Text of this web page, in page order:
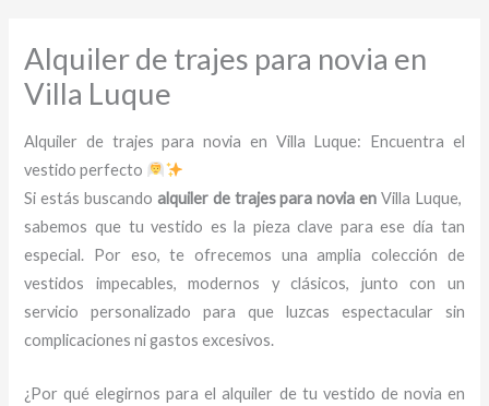
Alquiler de trajes para novia en
Villa Luque
Alquiler de trajes para novia en Villa Luque: Encuentra el
vestido perfecto
Si estás buscando alquiler de trajes para novia en Villa Luque,
sabemos que tu vestido es la pieza clave para ese día tan
especial. Por eso, te ofrecemos una amplia colección de
vestidos impecables, modernos y clásicos, junto con un
servicio personalizado para que luzcas espectacular sin
complicaciones ni gastos excesivos.
¿Por qué elegirnos para el alquiler de tu vestido de novia en